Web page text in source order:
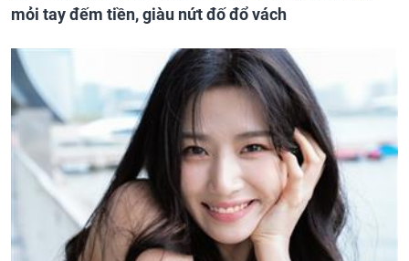
mỏi tay đếm tiền, giàu nứt đố đổ vách